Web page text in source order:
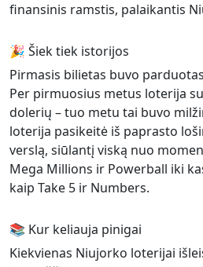
finansinis ramstis, palaikantis
🎉 Šiek tiek istorijos
Pirmasis bilietas buvo
Per pirmuosius metus loterija
dolerių – tuo metu tai buvo
loterija pasikeitė iš paprasto
verslą, siūlantį viską nuo
Mega Millions ir Powerball iki
kaip Take 5 ir Numbers.
📚 Kur keliauja pinigai
Kiekvienas Niujorko loterijai